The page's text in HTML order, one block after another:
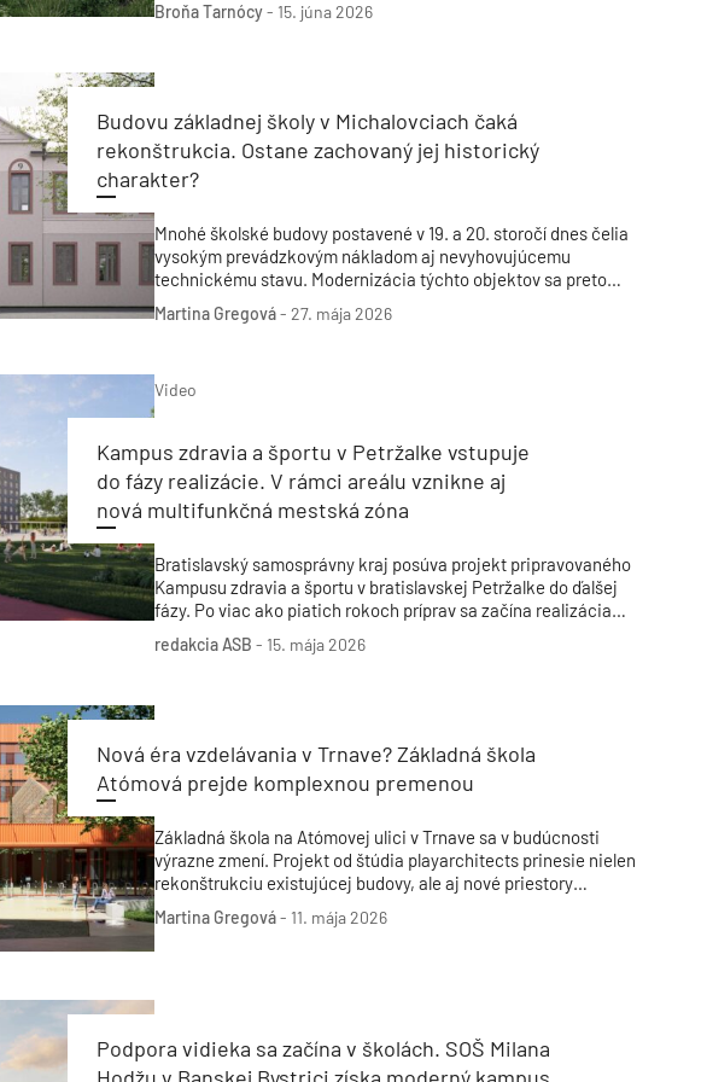
Fakulty architektúry a dizajnu STU v Bratislave.
Broňa Tarnócy- 15. júna 2026
Budovu základnej školy v Michalovciach čaká
rekonštrukcia. Ostane zachovaný jej historický
charakter?
Mnohé školské budovy postavené v 19. a 20. storočí dnes čelia
vysokým prevádzkovým nákladom aj nevyhovujúcemu
technickému stavu. Modernizácia týchto objektov sa preto
stáva dôležitou súčasťou investícií samospráv. Jedným z
aktuálnych projektov je aj komplexná obnova Základnej školy
Martina Gregová-27. mája 2026
Video
Kampus zdravia a športu v Petržalke vstupuje
do fázy realizácie. V rámci areálu vznikne aj
nová multifunkčná mestská zóna
Bratislavský samosprávny kraj posúva projekt pripravovaného
Kampusu zdravia a športu v bratislavskej Petržalke do ďalšej
fázy. Po viac ako piatich rokoch príprav sa začína realizácia
jednej z historicky najväčších investícií kraja do oblasti
vzdelávania, športu a podpory zdravého životného štýlu.
redakcia ASB - 15. mája 2026
Nová éra vzdelávania v Trnave? Základná škola
Atómová prejde komplexnou premenou
Základná škola na Atómovej ulici v Trnave sa v budúcnosti
výrazne zmení. Projekt od štúdia playarchitects prinesie nielen
rekonštrukciu existujúcej budovy, ale aj nové priestory
reflektujúce súčasné vzdelávacie prístupy. Čo všetko prinesie
nová podoba a v čom je výnimočná?
Martina Gregová- 11. mája 2026
Podpora vidieka sa začína v školách. SOŠ Milana